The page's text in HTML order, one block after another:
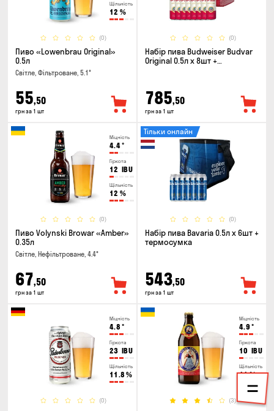
Щільність
12 %
(0)
Пиво «Lowenbrau Original»
0.5л
Світле, Фільтроване, 5.1°
55,50
грн за 1 шт
(0)
Набір пива Budweiser Budvar
Original 0.5л х 8шт +
785,50
грн за 1 шт
Міцність
4.4°
Гіркота
12 IBU
Щільність
12 %
(0)
Пиво Volynski Browar «Amber»
0.35л
Світле, Нефільтроване, 4.4°
67,50
грн за 1 шт
(0)
Тільки онлайн
Набір пива Bavaria 0.5л х 6шт +
термосумка
543,50
грн за 1 шт
Міцність
4.8 °
Гіркота
23 IBU
Щільність
11.8 %
(0)
Міцність
4.9 °
Гіркота
10 IBU
Щільність
11%
(3)